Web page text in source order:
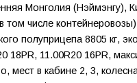
Монголия (Нэймэнгу),
том числе
полуприцепа 8805 кг,
18PR, 11.00R20 16PR,
мест в кабине 2, 3,